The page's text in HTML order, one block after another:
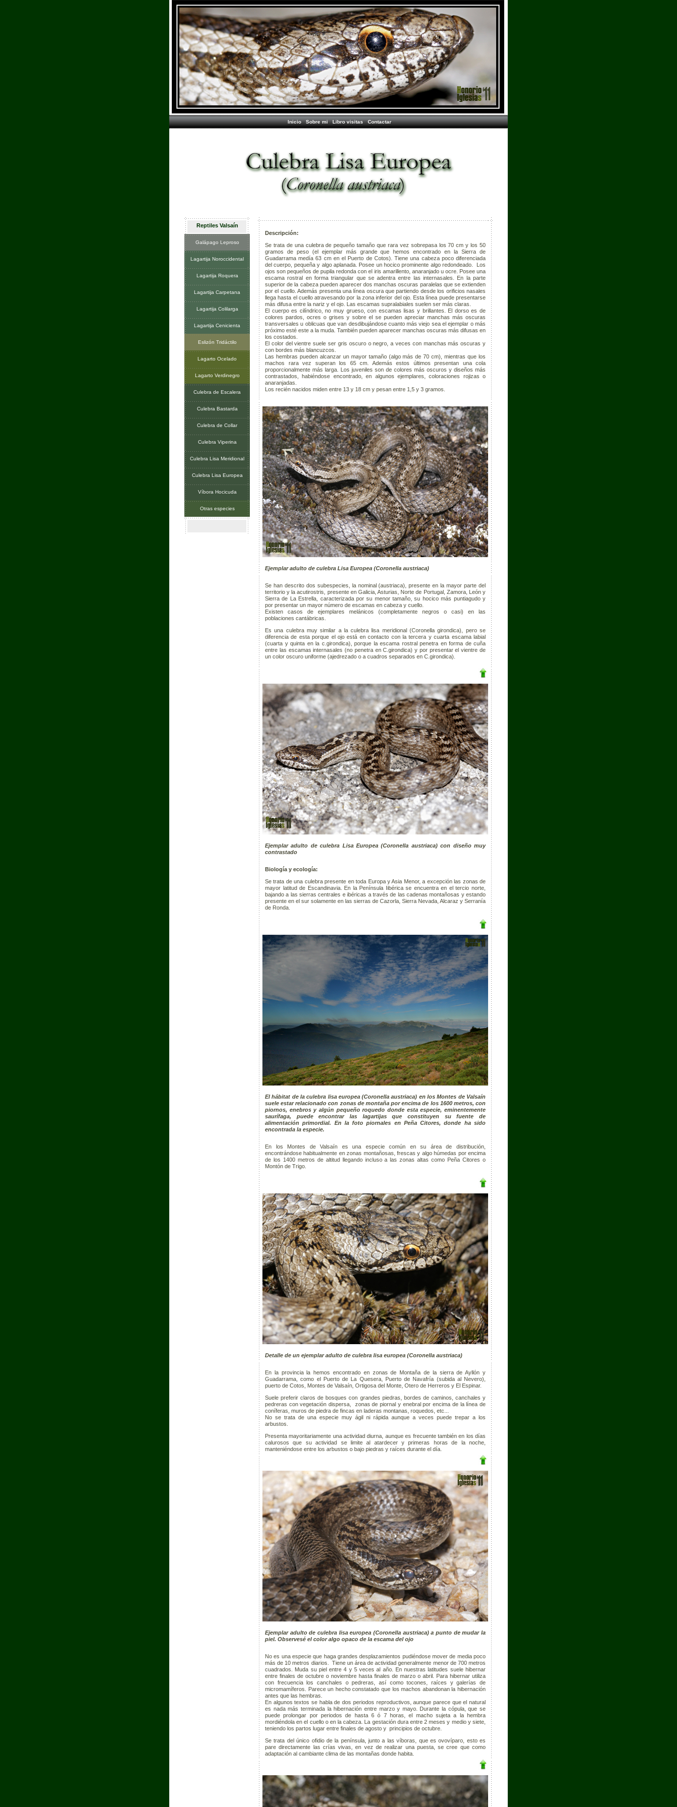
Inicio Sobre mi Libro visitas Contactar
Reptiles Valsaín
Galápago Leproso
Lagartija Noroccidental
Lagartija Roquera
Lagartija Carpetana
Lagartija Colilarga
Lagartija Cenicienta
Eslizón Tridáctilo
Lagarto Ocelado
Lagarto Verdinegro
Culebra de Escalera
Culebra Bastarda
Culebra de Collar
Culebra Viperina
Culebra Lisa Meridional
Culebra Lisa Europea
Víbora Hocicuda
Otras especies
Descripción:
Se trata de una culebra de pequeño tamaño que rara vez sobrepasa los 70 cm y los 50
gramos de peso (el ejemplar más grande que hemos encontrado en la Sierra de
Guadarrama medía 63 cm en el Puerto de Cotos). Tiene una cabeza poco diferenciada
del cuerpo, pequeña y algo aplanada. Posee un hocico prominente algo redondeado. Los
ojos son pequeños de pupila redonda con el iris amarillento, anaranjado u ocre. Posee una
escama rostral en forma triangular que se adentra entre las internasales. En la parte
superior de la cabeza pueden aparecer dos manchas oscuras paralelas que se extienden
por el cuello. Además presenta una línea oscura que partiendo desde los orificios nasales
llega hasta el cuello atravesando por la zona inferior del ojo. Esta línea puede presentarse
más difusa entre la nariz y el ojo. Las escamas supralabiales suelen ser más claras.
El cuerpo es cilíndrico, no muy grueso, con escamas lisas y brillantes. El dorso es de
colores pardos, ocres o grises y sobre el se pueden apreciar manchas más oscuras
transversales u oblicuas que van desdibujándose cuanto más viejo sea el ejemplar o más
próximo esté este a la muda. También pueden aparecer manchas oscuras más difusas en
los costados.
El color del vientre suele ser gris oscuro o negro, a veces con manchas más oscuras y
con bordes más blancuzcos.
Las hembras pueden alcanzar un mayor tamaño (algo más de 70 cm), mientras que los
machos rara vez superan los 65 cm. Además estos últimos presentan una cola
proporcionalmente más larga. Los juveniles son de colores más oscuros y diseños más
contrastados, habiéndose encontrado, en algunos ejemplares, coloraciones rojizas o
anaranjadas.
Los recién nacidos miden entre 13 y 18 cm y pesan entre 1,5 y 3 gramos.
Ejemplar adulto de culebra Lisa Europea (Coronella austriaca)
Se han descrito dos subespecies, la nominal (austriaca), presente en la mayor parte del
territorio y la acutirostris, presente en Galicia, Asturias, Norte de Portugal, Zamora, León y
Sierra de La Estrella, caracterizada por su menor tamaño, su hocico más puntiagudo y
por presentar un mayor número de escamas en cabeza y cuello.
Existen casos de ejemplares melánicos (completamente negros o casi) en las
poblaciones cantábricas.
Es una culebra muy similar a la culebra lisa meridional (Coronella girondica), pero se
diferencia de esta porque el ojo está en contacto con la tercera y cuarta escama labial
(cuarta y quinta en la c.girondica), porque la escama rostral penetra en forma de cuña
entre las escamas internasales (no penetra en C.girondica) y por presentar el vientre de
un color oscuro uniforme (ajedrezado o a cuadros separados en C.girondica).
Ejemplar adulto de culebra Lisa Europea (Coronella austriaca) con diseño muy
contrastado
Biología y ecología:
Se trata de una culebra presente en toda Europa y Asia Menor, a excepción las zonas de
mayor latitud de Escandinavia. En la Península Iibérica se encuentra en el tercio norte,
bajando a las sierras centrales e ibéricas a través de las cadenas montañosas y estando
presente en el sur solamente en las sierras de Cazorla, Sierra Nevada, Alcaraz y Serranía
de Ronda.
El hábitat de la culebra lisa europea (Coronella austriaca) en los Montes de Valsaín
suele estar relacionado con zonas de montaña por encima de los 1600 metros, con
piornos, enebros y algún pequeño roquedo donde esta especie, eminentemente
saurífaga, puede encontrar las lagartijas que constituyen su fuente de
alimentación primordial. En la foto piornales en Peña Citores, donde ha sido
encontrada la especie.
En los Montes de Valsaín es una especie común en su área de distribución,
encontrándose habitualmente en zonas montañosas, frescas y algo húmedas por encima
de los 1400 metros de altitud llegando incluso a las zonas altas como Peña Citores o
Montón de Trigo.
Detalle de un ejemplar adulto de culebra lisa europea (Coronella austriaca)
En la provincia la hemos encontrado en zonas de Montaña de la sierra de Ayllón y
Guadarrama, como el Puerto de La Quesera, Puerto de Navafría (subida al Nevero),
puerto de Cotos, Montes de Valsaín, Ortigosa del Monte, Otero de Herreros y El Espinar.
Suele preferir claros de bosques con grandes piedras, bordes de caminos, canchales y
pedreras con vegetación dispersa, zonas de piornal y enebral por encima de la línea de
coníferas, muros de piedra de fincas en laderas montanas, roquedos, etc...
No se trata de una especie muy ágil ni rápida aunque a veces puede trepar a los
arbustos.
Presenta mayoritariamente una actividad diurna, aunque es frecuente también en los días
calurosos que su actividad se limite al atardecer y primeras horas de la noche,
manteniéndose entre los arbustos o bajo piedras y raíces durante el día.
Ejemplar adulto de culebra lisa europea (Coronella austriaca) a punto de mudar la
piel. Observesé el color algo opaco de la escama del ojo
No es una especie que haga grandes desplazamientos pudiéndose mover de media poco
más de 10 metros diarios. Tiene un área de actividad generalmente menor de 700 metros
cuadrados. Muda su piel entre 4 y 5 veces al año. En nuestras latitudes suele hibernar
entre finales de octubre o noviembre hasta finales de marzo o abril. Para hibernar utiliza
con frecuencia los canchales o pedreras, así como tocones, raíces y galerías de
micromamíferos. Parece un hecho constatado que los machos abandonan la hibernación
antes que las hembras.
En algunos textos se habla de dos periodos reproductivos, aunque parece que el natural
es nada más terminada la hibernación entre marzo y mayo. Durante la cópula, que se
puede prolongar por periodos de hasta 6 ó 7 horas, el macho sujeta a la hembra
mordiéndola en el cuello o en la cabeza. La gestación dura entre 2 meses y medio y siete,
teniendo los partos lugar entre finales de agosto y principios de octubre.
Se trata del único ofidio de la península, junto a las víboras, que es ovovíparo, esto es
pare directamente las crías vivas, en vez de realizar una puesta, se cree que como
adaptación al cambiante clima de las montañas donde habita.